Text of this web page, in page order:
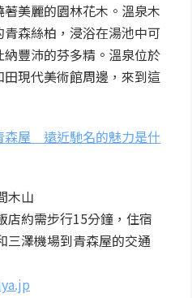
美麗的園林花木。溫泉木
森絲柏，浸浴在湯池中可
豐沛的芬多精。溫泉位於
現代美術館周邊，來到這
森屋 遠近馳名的魅力是什
木山
店約需步行15分鐘，住宿
三澤機場到青森屋的交通